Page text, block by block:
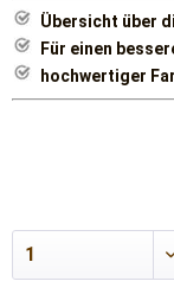
Übersicht über
Für einen
hochwertiger